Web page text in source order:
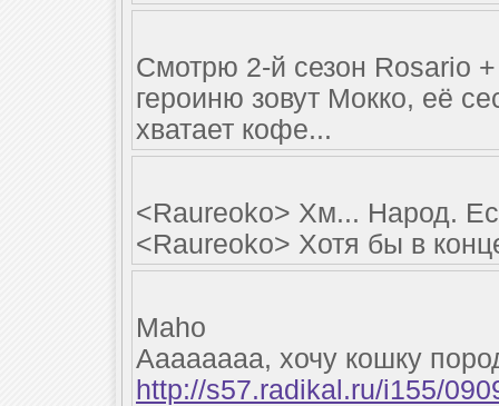
Смотрю 2-й сезон Rosario
героиню зовут Мокко, её
хватает кофе...
<Raureoko> Хм... Народ.
<Raureoko> Хотя бы в
Maho
Аааааааа, хочу кошку
http://s57.radikal.ru/i155/